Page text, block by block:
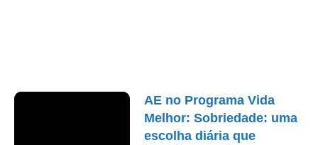
AE no Programa Vida
Melhor: Sobriedade: uma
escolha diária que